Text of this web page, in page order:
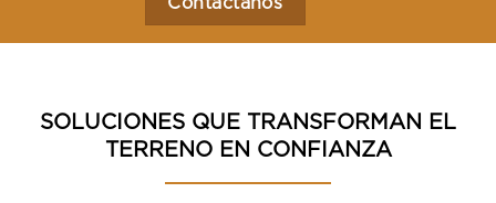
Contáctanos
SOLUCIONES QUE TRANSFORMAN EL
TERRENO EN CONFIANZA